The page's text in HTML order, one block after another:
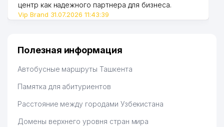
центр как надежного партнера для бизнеса.
Vip Brand 31.07.2026 11:43:39
Полезная информация
Автобусные маршруты Ташкента
Памятка для абитуриентов
Расстояние между городами Узбекистана
Домены верхнего уровня стран мира